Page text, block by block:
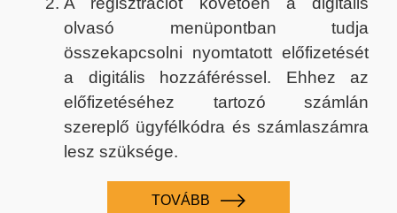
olvasó menüpontban tudja
összekapcsolni nyomtatott előfizetését
a digitális hozzáféréssel. Ehhez az
előfizetéséhez tartozó számlán
szereplő ügyfélkódra és számlaszámra
lesz szüksége.
TOVÁBB